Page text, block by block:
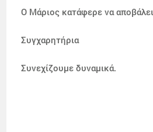
Ο Μάριος κατάφερε να
Συγχαρητήρια
Συνεχίζουμε δυναμικά.